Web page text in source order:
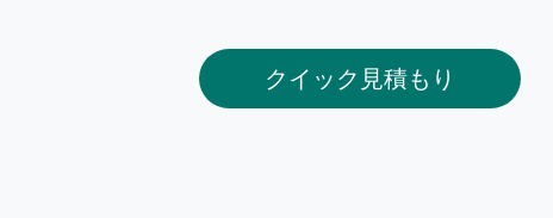
クイック見積もり